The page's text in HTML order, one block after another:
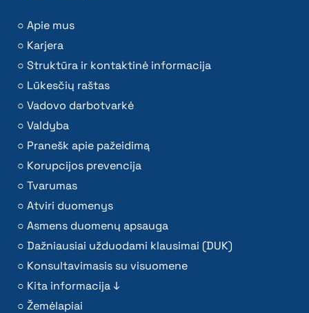
Apie mus
Karjera
Struktūra ir kontaktinė informacija
Lūkesčių raštas
Vadovo darbotvarkė
Valdyba
Pranešk apie pažeidimą
Korupcijos prevencija
Tvarumas
Atviri duomenys
Asmens duomenų apsauga
Dažniausiai užduodami klausimai (DUK)
Konsultavimasis su visuomene
Kita informacija ↓
Žemėlapiai